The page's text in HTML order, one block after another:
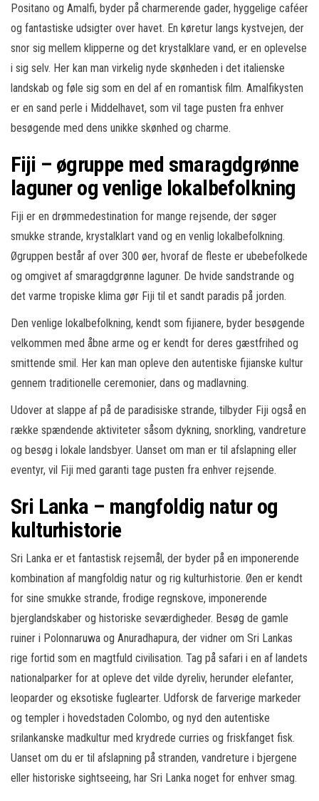
Positano og Amalfi, byder på charmerende gader, hyggelige caféer
og fantastiske udsigter over havet. En køretur langs kystvejen, der
snor sig mellem klipperne og det krystalklare vand, er en oplevelse
i sig selv. Her kan man virkelig nyde skønheden i det italienske
landskab og føle sig som en del af en romantisk film. Amalfikysten
er en sand perle i Middelhavet, som vil tage pusten fra enhver
besøgende med dens unikke skønhed og charme.
Fiji – øgruppe med smaragdgrønne
laguner og venlige lokalbefolkning
Fiji er en drømmedestination for mange rejsende, der søger
smukke strande, krystalklart vand og en venlig lokalbefolkning.
Øgruppen består af over 300 øer, hvoraf de fleste er ubebefolkede
og omgivet af smaragdgrønne laguner. De hvide sandstrande og
det varme tropiske klima gør Fiji til et sandt paradis på jorden.
Den venlige lokalbefolkning, kendt som fijianere, byder besøgende
velkommen med åbne arme og er kendt for deres gæstfrihed og
smittende smil. Her kan man opleve den autentiske fijianske kultur
gennem traditionelle ceremonier, dans og madlavning.
Udover at slappe af på de paradisiske strande, tilbyder Fiji også en
række spændende aktiviteter såsom dykning, snorkling, vandreture
og besøg i lokale landsbyer. Uanset om man er til afslapning eller
eventyr, vil Fiji med garanti tage pusten fra enhver rejsende.
Sri Lanka – mangfoldig natur og
kulturhistorie
Sri Lanka er et fantastisk rejsemål, der byder på en imponerende
kombination af mangfoldig natur og rig kulturhistorie. Øen er kendt
for sine smukke strande, frodige regnskove, imponerende
bjerglandskaber og historiske seværdigheder. Besøg de gamle
ruiner i Polonnaruwa og Anuradhapura, der vidner om Sri Lankas
rige fortid som en magtfuld civilisation. Tag på safari i en af landets
nationalparker for at opleve det vilde dyreliv, herunder elefanter,
leoparder og eksotiske fuglearter. Udforsk de farverige markeder
og templer i hovedstaden Colombo, og nyd den autentiske
srilankanske madkultur med krydrede curries og friskfanget fisk.
Uanset om du er til afslapning på stranden, vandreture i bjergene
eller historiske sightseeing, har Sri Lanka noget for enhver smag.